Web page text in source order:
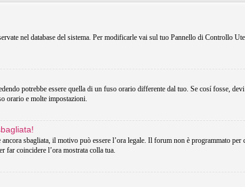
nel database del sistema. Per modificarle vai sul tuo Pannello di Controllo
potrebbe essere quella di un fuso orario differente dal tuo. Se cosí
orario e molte impostazioni.
sbagliata, il motivo può essere l’ora legale. Il forum non è programmato
far coincidere l’ora mostrata colla tua.